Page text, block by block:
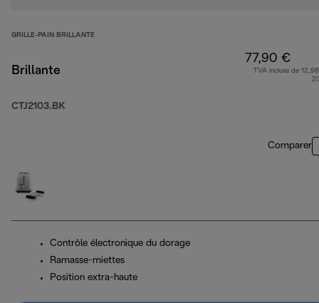
GRILLE-PAIN BRILLANTE
Brillante
CTJ2103.BK
77,90 €
TVA incluse de
Comparer
Contrôle électronique du dorage
Ramasse-miettes
Position extra-haute